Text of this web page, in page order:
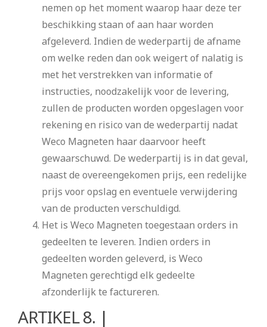
nemen op het moment waarop haar deze ter
beschikking staan of aan haar worden
afgeleverd. Indien de wederpartij de afname
om welke reden dan ook weigert of nalatig is
met het verstrekken van informatie of
instructies, noodzakelijk voor de levering,
zullen de producten worden opgeslagen voor
rekening en risico van de wederpartij nadat
Weco Magneten haar daarvoor heeft
gewaarschuwd. De wederpartij is in dat geval,
naast de overeengekomen prijs, een redelijke
prijs voor opslag en eventuele verwijdering
van de producten verschuldigd.
Het is Weco Magneten toegestaan orders in
gedeelten te leveren. Indien orders in
gedeelten worden geleverd, is Weco
Magneten gerechtigd elk gedeelte
afzonderlijk te factureren.
ARTIKEL 8. |